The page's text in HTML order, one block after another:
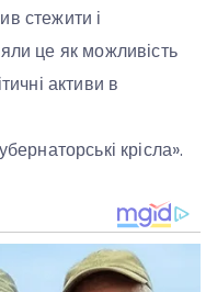
стежити і
це як можливість
активи в
крісла».